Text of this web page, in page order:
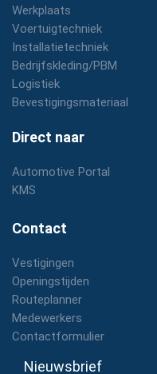
Werkplaats
Voertuigtechniek
Installatietechniek
Bedrijfskleding/PBM
Logistiek
Bevestigingsmateriaal
Direct naar
Automotive Portal
KMS
Contact
Vestigingen
Openingstijden
Routeplanner
Medewerkers
Contactformulier
Nieuwsbrief